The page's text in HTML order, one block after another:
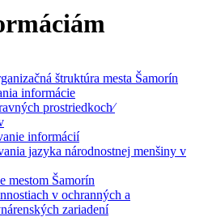
štruktúra mesta Šamorín
informácie
prostriedkoch⁄
informácií
jazyka národnostnej menšiny v
mestom Šamorín
v ochranných a
zariadení